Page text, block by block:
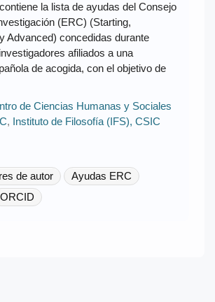
la lista de ayudas del Consejo
(ERC) (Starting,
Advanced) concedidas durante
afiliados a una
de acogida, con el objetivo de
de Ciencias Humanas y Sociales
, Instituto de Filosofía (IFS), CSIC
de autor
Ayudas ERC
ORCID